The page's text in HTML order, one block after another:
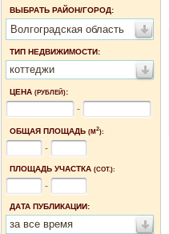
ВЫБРАТЬ РАЙОН/ГОРОД:
Волгоградская область
ТИП НЕДВИЖИМОСТИ:
коттеджи
ЦЕНА (РУБЛЕЙ):
-
ОБЩАЯ ПЛОЩАДЬ (М2):
-
ПЛОЩАДЬ УЧАСТКА (СОТ.):
-
ДАТА ПУБЛИКАЦИИ:
за все время